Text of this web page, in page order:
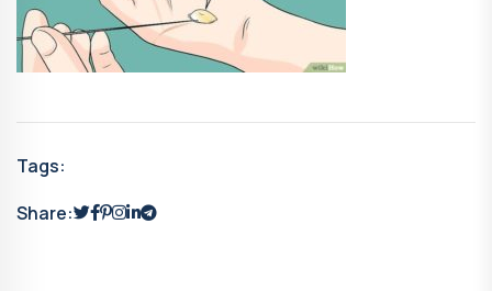
Tags:
Share: